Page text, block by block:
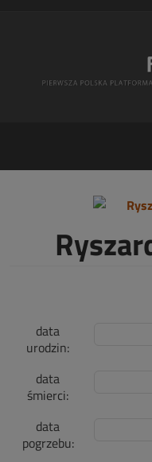
data
urodzin:
data
śmierci:
data
pogrzebu: